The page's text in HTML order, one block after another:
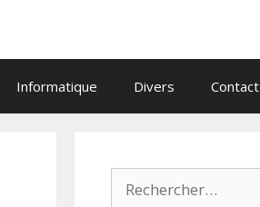
Informatique Divers Contact